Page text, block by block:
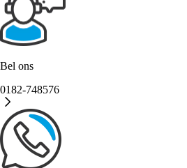
Bel ons
0182-748576